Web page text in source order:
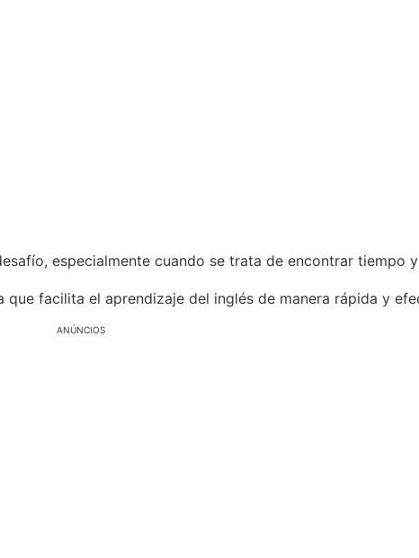
especialmente cuando se trata de encontrar tiempo
facilita el aprendizaje del inglés de manera rápida y
ANÚNCIOS